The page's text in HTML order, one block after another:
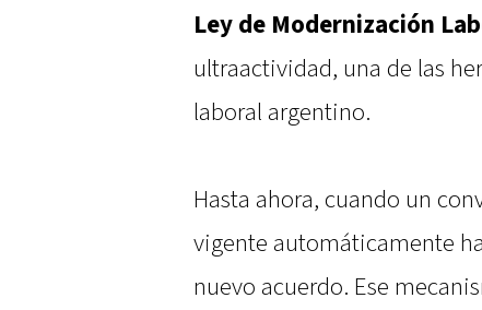
Ley de Modernización
ultraactividad, una de las
laboral argentino.
Hasta ahora, cuando un
vigente automáticamente
nuevo acuerdo. Ese